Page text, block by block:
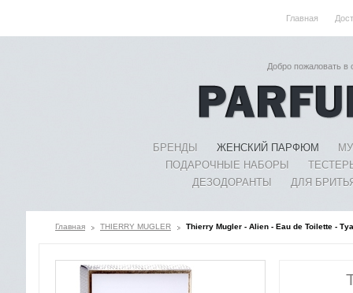
Главная
Добро пожаловать
БРЕНДЫ ЖЕНСКИЙ ПАРФЮМ
ПОДАРОЧНЫЕ НАБОРЫ
ДЕЗОДОРАНТЫ
ДЛЯ
Главная THIERRY MUGLER Thierry Mugler - Alien - Eau de Toilette -